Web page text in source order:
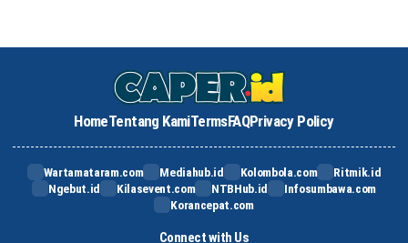
HomeTentang KamiTermsFAQPrivacy Policy
Wartamataram.com Mediahub.id Kolombola.com
Ritmik.id
Ngebut.id
Kilasevent.com NTBHub.id
Infosumbawa.com
Korancepat.com
Connect with Us